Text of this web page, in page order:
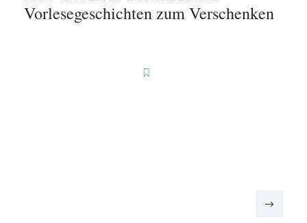
Vorlesegeschichten zum Verschenken